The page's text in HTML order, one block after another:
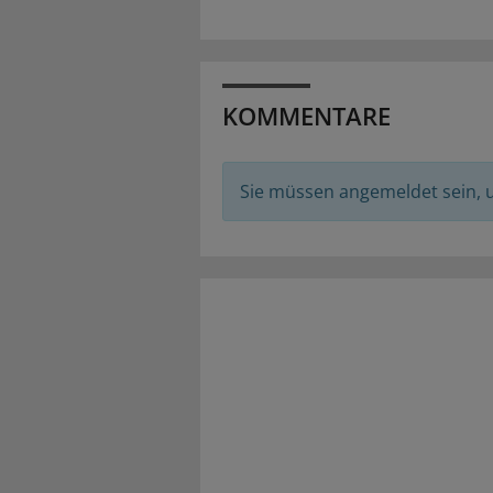
KOMMENTARE
Sie müssen angemeldet